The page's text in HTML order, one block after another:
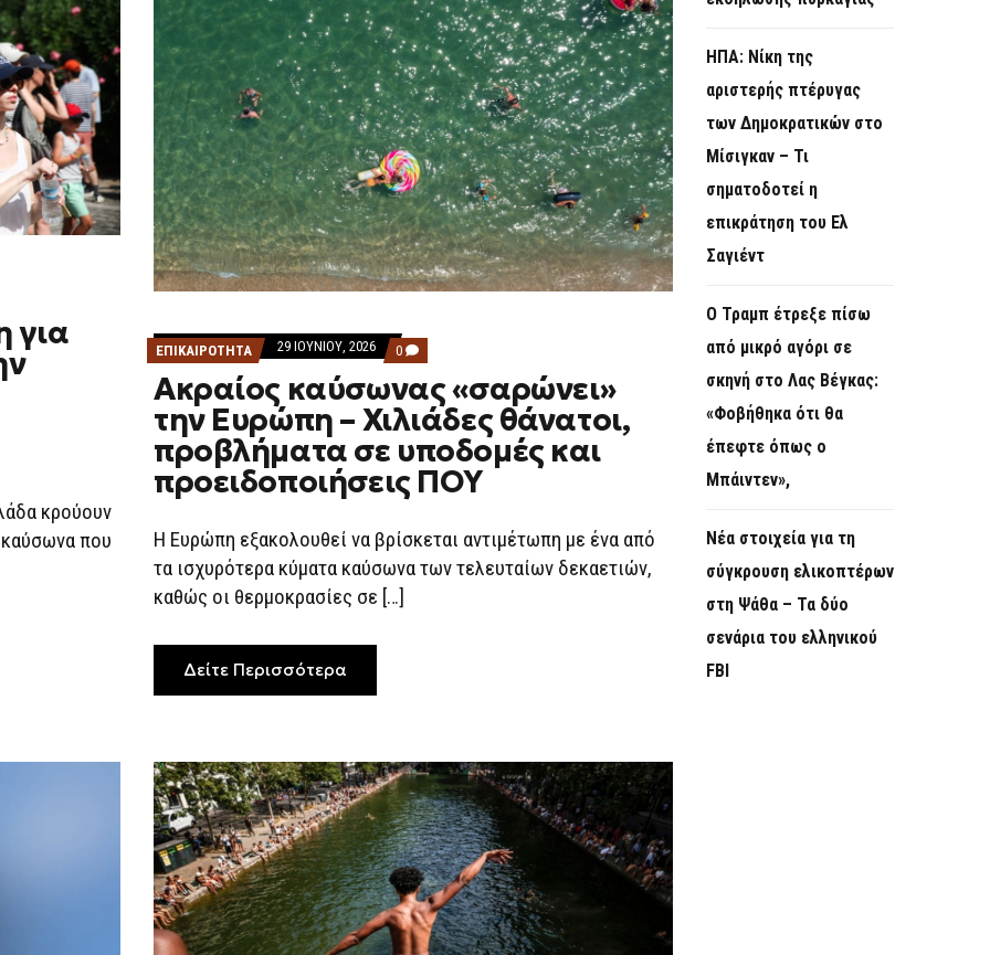
για
κρούουν
που
ΕΠΙΚΑΙΡΟΤΗΤΑ 29 ΙΟΥΝΊΟΥ, 2026 0 COMMENTS
ON
ΑΚΡΑΊΟΣ
ΚΑΎΣΩΝΑΣ
«ΣΑΡΏΝΕΙ»
ΤΗΝ
ΕΥΡΏΠΗ
–
ΧΙΛΙΆΔΕΣ
ΘΆΝΑΤΟΙ,
ΥΠΟΔΟΜΈΣ
ΚΑΙ
Ακραίος καύσωνας «σαρώνει»
την Ευρώπη – Χιλιάδες θάνατοι,
προβλήματα σε υποδομές και
προειδοποιήσεις ΠΟΥ
Η Ευρώπη εξακολουθεί να βρίσκεται αντιμέτωπη με ένα από
τα ισχυρότερα κύματα καύσωνα των τελευταίων δεκαετιών,
καθώς οι θερμοκρασίες σε […]
Δείτε Περισσότερα
ΗΠΑ: Νίκη της
αριστερής πτέρυγας
των Δημοκρατικών στο
Μίσιγκαν – Τι
σηματοδοτεί η
επικράτηση του Ελ
Σαγιέντ
Ο Τραμπ έτρεξε πίσω
από μικρό αγόρι σε
σκηνή στο Λας Βέγκας:
«Φοβήθηκα ότι θα
έπεφτε όπως ο
Μπάιντεν»,
Νέα στοιχεία για τη
σύγκρουση ελικοπτέρων
στη Ψάθα – Τα δύο
σενάρια του ελληνικού
FBI